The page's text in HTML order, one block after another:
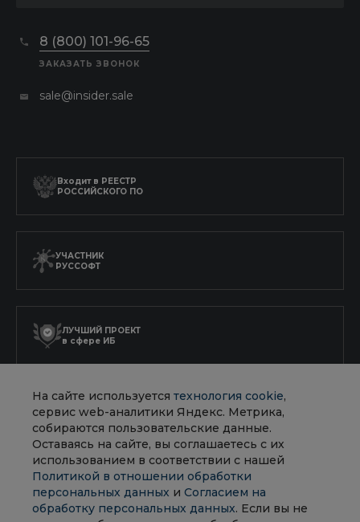
8 (800) 101-96-65
ЗАКАЗАТЬ ЗВОНОК
sale@insider.sale
Входит в РЕЕСТР
РОССИЙСКОГО ПО
УЧАСТНИК
РУССОФТ
ЛУЧШИЙ ПРОЕКТ
в сфере ИБ
АККРЕДИТОВАННАЯ
ИТ-КОМПАНИЯ
Политика в отношении обработки персональных данных
На сайте используется технология cookie,
сервис web-аналитики Яндекс. Метрика,
собираются пользовательские данные.
Оставаясь на сайте, вы соглашаетесь с их
использованием в соответствии с нашей
Политикой в отношении обработки
персональных данных и Согласием на
обработку персональных данных. Если вы не